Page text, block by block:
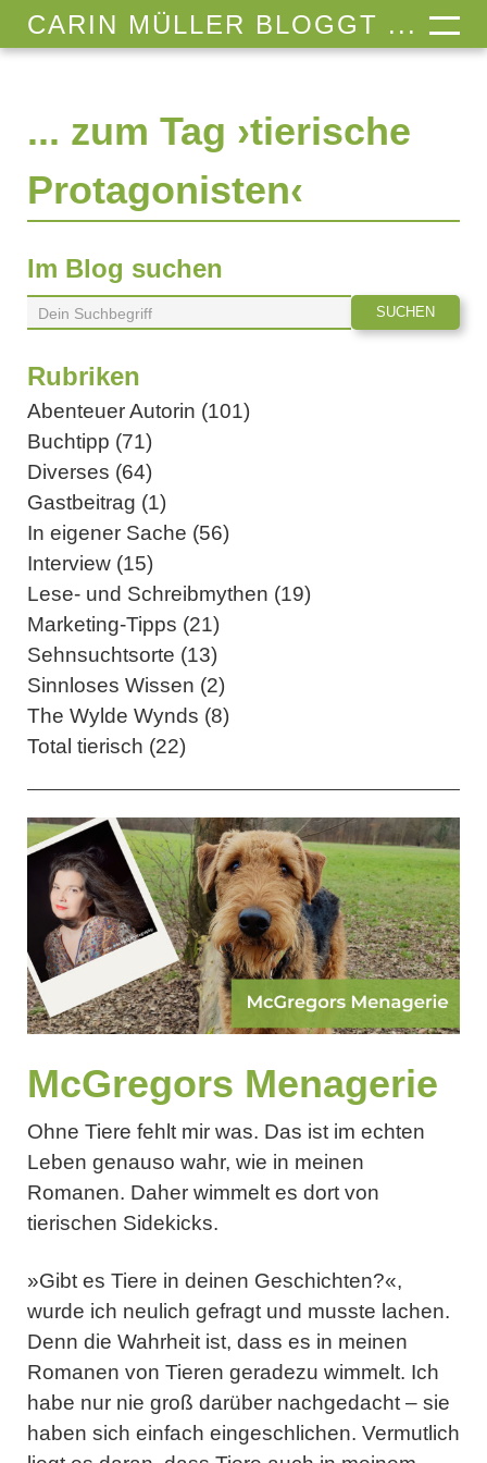
CARIN MÜLLER BLOGGT ...
... zum Tag ›tierische
Protagonisten‹
McGregors Menagerie
Ohne Tiere fehlt mir was. Das ist im echten
Leben genauso wahr, wie in meinen
Romanen. Daher wimmelt es dort von
tierischen Sidekicks.
»Gibt es Tiere in deinen Geschichten?«,
wurde ich neulich gefragt und musste lachen.
Denn die Wahrheit ist, dass es in meinen
Romanen von Tieren geradezu wimmelt. Ich
habe nur nie groß darüber nachgedacht – sie
haben sich einfach eingeschlichen. Vermutlich
Im Blog suchen
Rubriken
Abenteuer Autorin (101)
Buchtipp (71)
Diverses (64)
Gastbeitrag (1)
In eigener Sache (56)
Interview (15)
Lese- und Schreibmythen (19)
Marketing-Tipps (21)
Sehnsuchtsorte (13)
Sinnloses Wissen (2)
The Wylde Wynds (8)
Total tierisch (22)